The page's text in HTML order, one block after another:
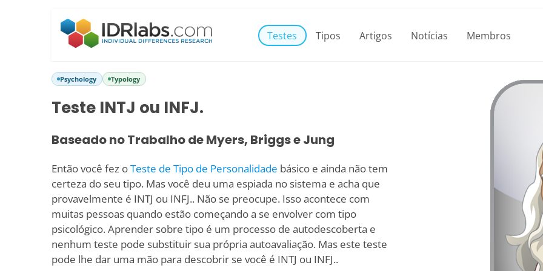
Testes Tipos Artigos Notícias Membros
Psychology Typology
Teste INTJ ou INFJ.
Baseado no Trabalho de Myers, Briggs e Jung
Então você fez oTeste de Tipo de Personalidade básico e ainda não tem
certeza do seu tipo. Mas você deu uma espiada no sistema e acha que
provavelmente é INTJ ou INFJ.. Não se preocupe. Isso acontece com
muitas pessoas quando estão começando a se envolver com tipo
psicológico. Aprender sobre tipo é um processo de autodescoberta e
nenhum teste pode substituir sua própria autoavaliação. Mas este teste
pode lhe dar uma mão para descobrir se você é INTJ ou INFJ..